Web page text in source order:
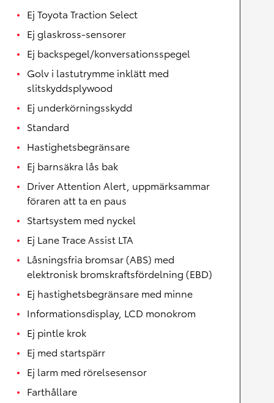
Ej Toyota Traction Select
Ej glaskross-sensorer
Ej backspegel/konversationsspegel
Golv i lastutrymme inklätt med
slitskyddsplywood
Ej underkörningsskydd
Standard
Hastighetsbegränsare
Ej barnsäkra lås bak
Driver Attention Alert, uppmärksammar
föraren att ta en paus
Startsystem med nyckel
Ej Lane Trace Assist LTA
Låsningsfria bromsar (ABS) med
elektronisk bromskraftsfördelning (EBD)
Ej hastighetsbegränsare med minne
Informationsdisplay, LCD monokrom
Ej pintle krok
Ej med startspärr
Ej larm med rörelsesensor
Farthållare